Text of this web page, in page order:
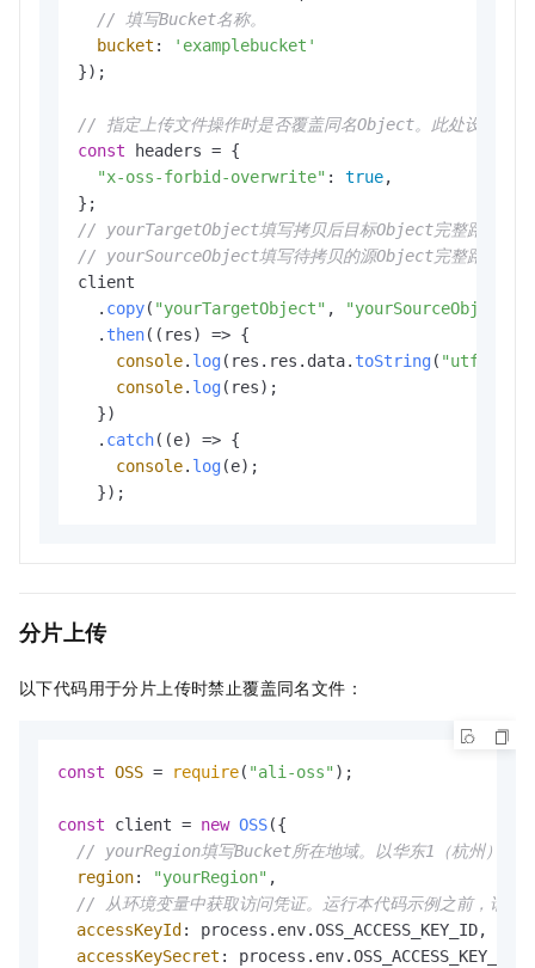
// 填写Bucket名称。
bucket :
'examplebucket'
});
// 指定上传文件操作时是否覆盖同名Object。此处设置为
const headers = {
"x-oss-forbid-overwrite" : true,
// yourTargetObject填写拷贝后目标Object完整路径。
// yourSourceObject填写待拷贝的源Object完整路径。
client
  .
copy( "yourTargetObject" , "yourSourceObject"
  .
then( ( res) => {
console. log(res. res . data. toString( "utf8"
console. log(res);
  })
  .
catch( (e) => {
console. log(e);
  });
分片上传
以下代码用于分片上传时禁止覆盖同名文件：
const OSS = require( "ali-oss" );
const client = new OSS({
// yourRegion填写Bucket所在地域。以华东1（杭州）为
region: "yourRegion" ,
// 从环境变量中获取访问凭证。运行本代码示例之前，请确保
accessKeyId : process. env.OSS_ACCESS_KEY_ID,
accessKeySecret : process. env.